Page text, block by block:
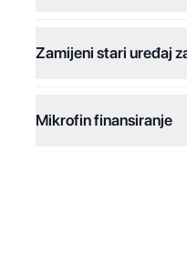
Dodatne opcije:
Online plaćanje na rate:
Zamijeni stari uređaj
Mikrofin finansiranje